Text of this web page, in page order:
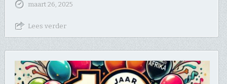
maart 26, 2025
Lees verder